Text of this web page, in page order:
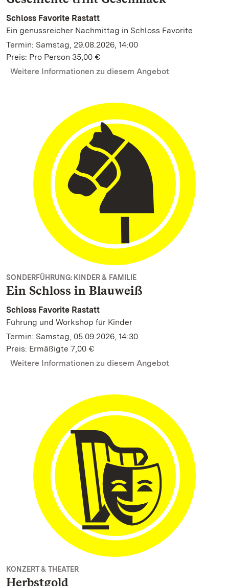
Schloss Favorite Rastatt
Ein genussreicher Nachmittag in Schloss Favorite
Termin: Samstag, 29.08.2026, 14:00
Preis: Pro Person 35,00 €
Weitere Informationen zu diesem Angebot
SONDERFÜHRUNG: KINDER & FAMILIE
Ein Schloss in Blauweiß
Schloss Favorite Rastatt
Führung und Workshop für Kinder
Termin: Samstag, 05.09.2026, 14:30
Preis: Ermäßigte 7,00 €
Weitere Informationen zu diesem Angebot
KONZERT & THEATER
Herbstgold